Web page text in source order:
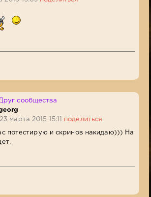
сообщества
23 марта 2015 15:11 поделиться
потестирую и скринов накидаю))) На